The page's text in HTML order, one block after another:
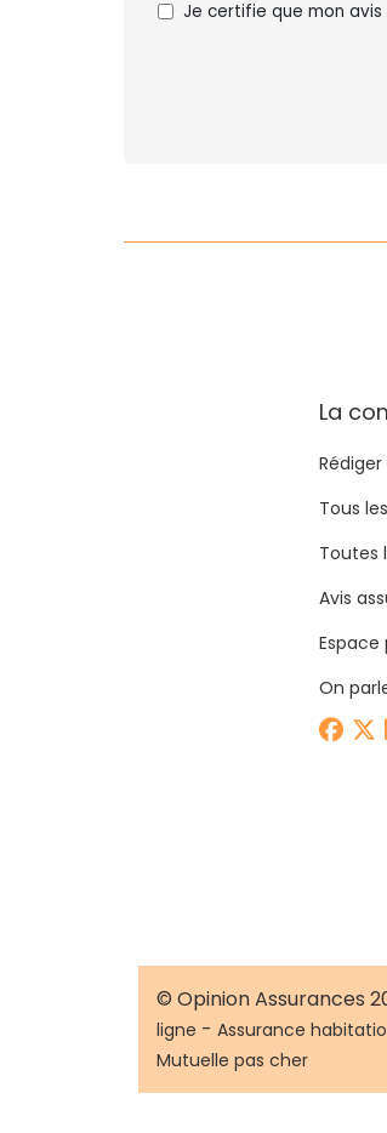
Je certifie que mon
La
Tous
Toutes
Avis
Espace
On
© Opinion Assurances
ligne - Assurance
Mutuelle pas cher